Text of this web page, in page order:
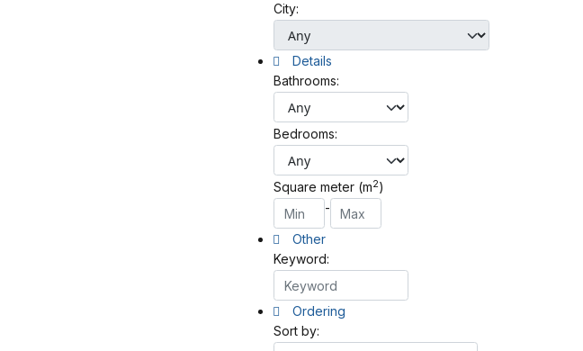
City:
Details
Bathrooms:
Bedrooms:
Square meter (m2)
-
Other
Keyword:
Ordering
Sort by: